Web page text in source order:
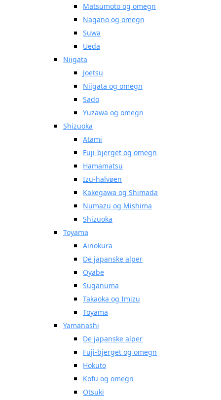
Matsumoto og omegn
Nagano og omegn
Suwa
Ueda
Niigata
Joetsu
Niigata og omegn
Sado
Yuzawa og omegn
Shizuoka
Atami
Fuji-bjerget og omegn
Hamamatsu
Izu-halvøen
Kakegawa og Shimada
Numazu og Mishima
Shizuoka
Toyama
Ainokura
De japanske alper
Oyabe
Suganuma
Takaoka og Imizu
Toyama
Yamanashi
De japanske alper
Fuji-bjerget og omegn
Hokuto
Kofu og omegn
Otsuki